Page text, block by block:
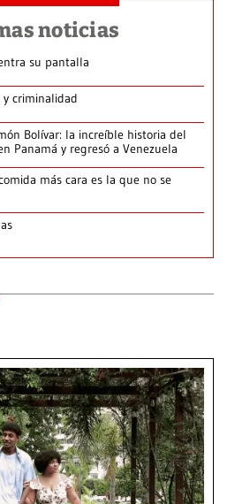
noticias
su pantalla​
criminalidad
Bolívar: la increíble historia del
Panamá y regresó a Venezuela
más cara es la que no se